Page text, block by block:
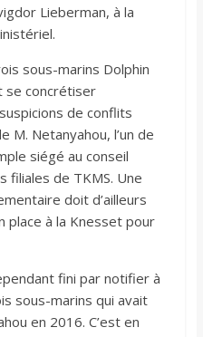
Lieberman, à la
sous-marins Dolphin
se concrétiser
de conflits
M. Netanyahou, l’un de
siégé au conseil
filiales de TKMS. Une
doit d’ailleurs
place à la Knesset pour
fini par notifier à
sous-marins qui avait
en 2016. C’est en